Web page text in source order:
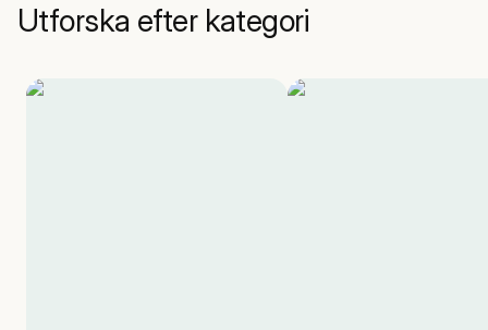
Utforska efter kategori